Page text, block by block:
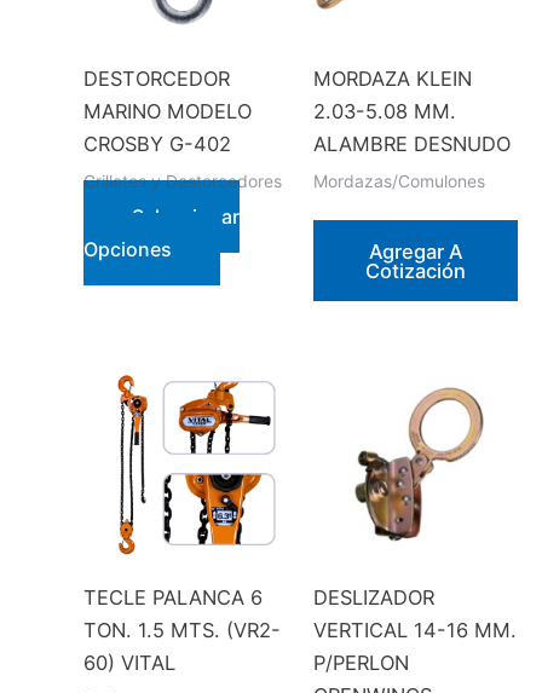
DESTORCEDOR
MARINO MODELO
CROSBY G-402
Grilletes y Destorcedores
Seleccionar
Opciones
Este
producto
variantes.
Las
opciones
se
pueden
elegir
la
página
MORDAZA KLEIN
2.03-5.08 MM.
ALAMBRE DESNUDO
Mordazas/Comulones
Agregar A
Cotización
TECLE PALANCA 6
TON. 1.5 MTS. (VR2-
60) VITAL
DESLIZADOR
VERTICAL 14-16 MM.
P/PERLON